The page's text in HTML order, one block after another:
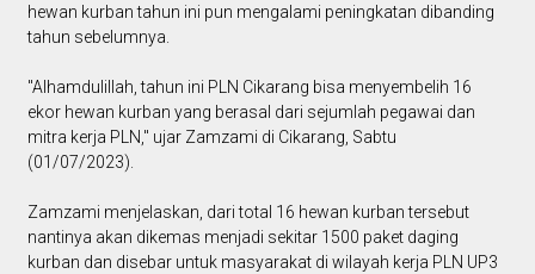
hewan kurban tahun ini pun mengalami peningkatan dibanding
tahun sebelumnya.
"Alhamdulillah, tahun ini PLN Cikarang bisa menyembelih 16
ekor hewan kurban yang berasal dari sejumlah pegawai dan
mitra kerja PLN," ujar Zamzami di Cikarang, Sabtu
(01/07/2023).
Zamzami menjelaskan, dari total 16 hewan kurban tersebut
nantinya akan dikemas menjadi sekitar 1500 paket daging
kurban dan disebar untuk masyarakat di wilayah kerja PLN UP3